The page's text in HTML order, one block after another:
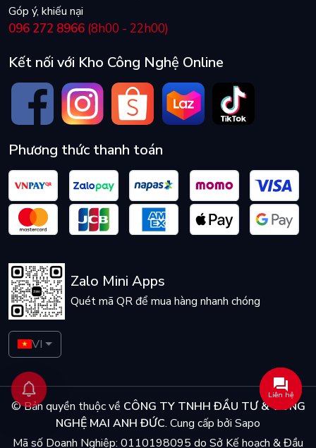
Góp ý, khiếu nại
096 272 8966 (8h00 - 22h00)
Kết nối với Kho Công Nghệ Online
Phương thức thanh toán
Zalo Mini Apps
Quét mã QR để mua hàng nhanh chóng
VI
© Bản quyền thuộc về CÔNG TY TNHH ĐẦU TƯ & CÔNG
NGHỆ MAI ANH ĐỨC. Cung cấp bởi Sapo
Mã số Doanh Nghiệp: 0110198095 do Sở Kế hoạch & Đầu
Liên hệ